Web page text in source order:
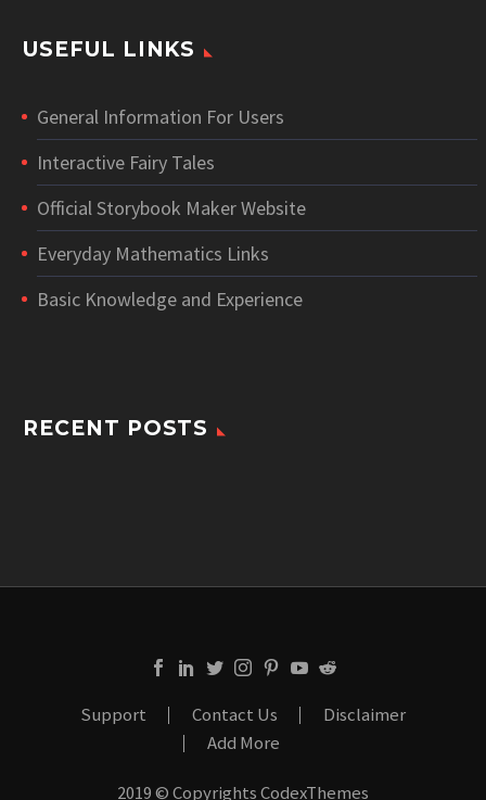
USEFUL LINKS
General Information For Users
Interactive Fairy Tales
Official Storybook Maker Website
Everyday Mathematics Links
Basic Knowledge and Experience
RECENT POSTS
Support Contact Us
Disclaimer
Add More
2019 © Copyrights CodexThemes